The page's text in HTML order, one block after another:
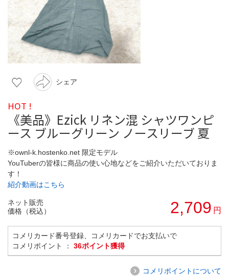
シェア
HOT !
《美品》Ezick リネン混 シャツワンピ
ース ブルーグリーン ノースリーブ 夏
※ownl-k.hostenko.net 限定モデル
YouTuberの皆様に商品の使い心地などをご紹介いただいておりま
す！
紹介動画はこちら
ネット販売
価格（税込）
2,709 円
コメリカード番号登録、コメリカードでお支払いで
コメリポイント ： 36ポイント獲得
コメリポイントについて